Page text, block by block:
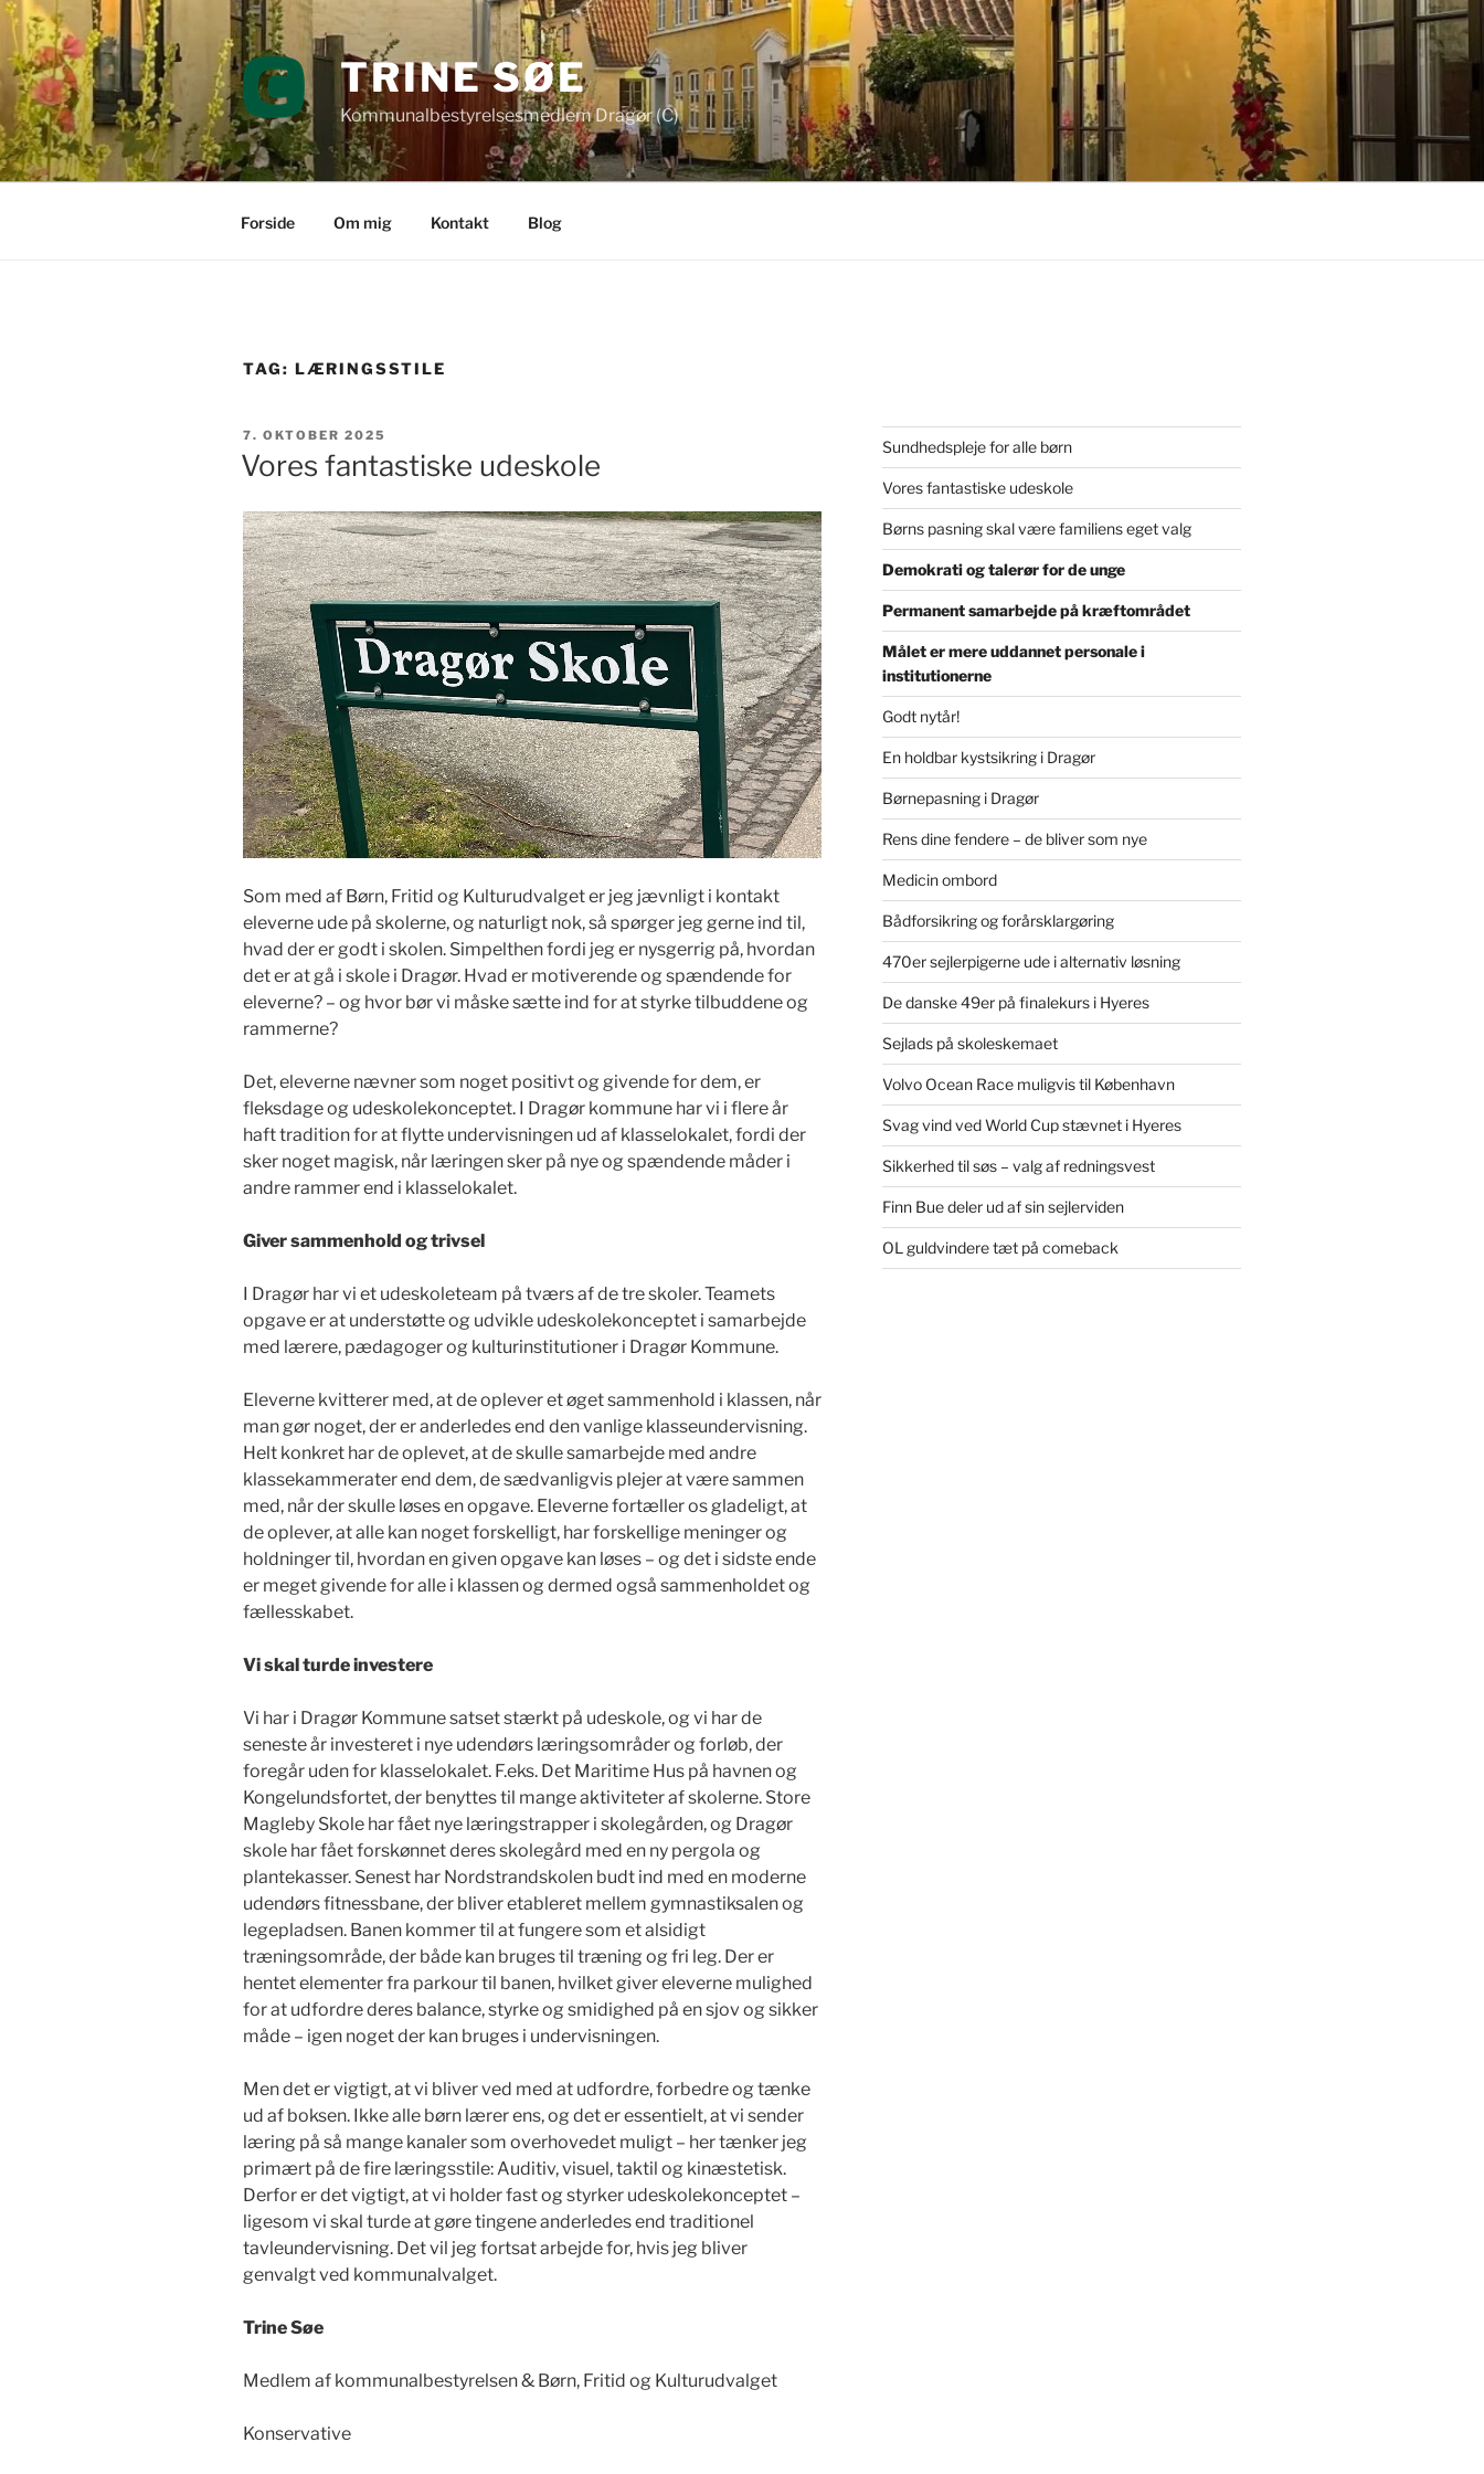
Videre
til
indhold
TRINE SØE
Kommunalbestyrelsesmedlem Dragør (C)
Forside Om mig Kontakt Blog
TAG: LÆRINGSSTILE
UDGIVET
DEN
7. OKTOBER 2025
Vores fantastiske udeskole
Som med af Børn, Fritid og Kulturudvalget er jeg jævnligt i kontakt
eleverne ude på skolerne, og naturligt nok, så spørger jeg gerne ind til,
hvad der er godt i skolen. Simpelthen fordi jeg er nysgerrig på, hvordan
det er at gå i skole i Dragør. Hvad er motiverende og spændende for
eleverne? – og hvor bør vi måske sætte ind for at styrke tilbuddene og
rammerne?
Det, eleverne nævner som noget positivt og givende for dem, er
fleksdage og udeskolekonceptet. I Dragør kommune har vi i flere år
haft tradition for at flytte undervisningen ud af klasselokalet, fordi der
sker noget magisk, når læringen sker på nye og spændende måder i
andre rammer end i klasselokalet.
Giver sammenhold og trivsel
I Dragør har vi et udeskoleteam på tværs af de tre skoler. Teamets
opgave er at understøtte og udvikle udeskolekonceptet i samarbejde
med lærere, pædagoger og kulturinstitutioner i Dragør Kommune.
Eleverne kvitterer med, at de oplever et øget sammenhold i klassen, når
man gør noget, der er anderledes end den vanlige klasseundervisning.
Helt konkret har de oplevet, at de skulle samarbejde med andre
klassekammerater end dem, de sædvanligvis plejer at være sammen
med, når der skulle løses en opgave. Eleverne fortæller os gladeligt, at
de oplever, at alle kan noget forskelligt, har forskellige meninger og
holdninger til, hvordan en given opgave kan løses – og det i sidste ende
er meget givende for alle i klassen og dermed også sammenholdet og
fællesskabet.
Vi skal turde investere
Vi har i Dragør Kommune satset stærkt på udeskole, og vi har de
seneste år investeret i nye udendørs læringsområder og forløb, der
foregår uden for klasselokalet. F.eks. Det Maritime Hus på havnen og
Kongelundsfortet, der benyttes til mange aktiviteter af skolerne. Store
Magleby Skole har fået nye læringstrapper i skolegården, og Dragør
skole har fået forskønnet deres skolegård med en ny pergola og
plantekasser. Senest har Nordstrandskolen budt ind med en moderne
udendørs fitnessbane, der bliver etableret mellem gymnastiksalen og
legepladsen. Banen kommer til at fungere som et alsidigt
træningsområde, der både kan bruges til træning og fri leg. Der er
hentet elementer fra parkour til banen, hvilket giver eleverne mulighed
for at udfordre deres balance, styrke og smidighed på en sjov og sikker
måde – igen noget der kan bruges i undervisningen.
Men det er vigtigt, at vi bliver ved med at udfordre, forbedre og tænke
ud af boksen. Ikke alle børn lærer ens, og det er essentielt, at vi sender
læring på så mange kanaler som overhovedet muligt – her tænker jeg
primært på de fire læringsstile: Auditiv, visuel, taktil og kinæstetisk.
Derfor er det vigtigt, at vi holder fast og styrker udeskolekonceptet –
ligesom vi skal turde at gøre tingene anderledes end traditionel
tavleundervisning. Det vil jeg fortsat arbejde for, hvis jeg bliver
genvalgt ved kommunalvalget.
Trine Søe
Medlem af kommunalbestyrelsen & Børn, Fritid og Kulturudvalget
Konservative
Sundhedspleje for alle børn
Vores fantastiske udeskole
Børns pasning skal være familiens eget valg
Demokrati og talerør for de unge
Permanent samarbejde på kræftområdet
Målet er mere uddannet personale i
institutionerne
Godt nytår!
En holdbar kystsikring i Dragør
Børnepasning i Dragør
Rens dine fendere – de bliver som nye
Medicin ombord
Bådforsikring og forårsklargøring
470er sejlerpigerne ude i alternativ løsning
De danske 49er på finalekurs i Hyeres
Sejlads på skoleskemaet
Volvo Ocean Race muligvis til København
Svag vind ved World Cup stævnet i Hyeres
Sikkerhed til søs – valg af redningsvest
Finn Bue deler ud af sin sejlerviden
OL guldvindere tæt på comeback